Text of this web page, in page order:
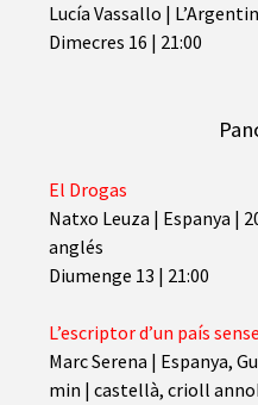
Lucía Vassallo |
Dimecres 16 | 21:00
El Drogas
Natxo Leuza | Espanya |
anglés
Diumenge 13 | 21:00
L’escriptor d’un país
Marc Serena | Espanya,
min | castellà, crioll